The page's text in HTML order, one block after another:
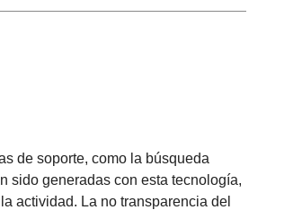
de soporte, como la búsqueda
sido generadas con esta tecnología,
actividad. La no transparencia del